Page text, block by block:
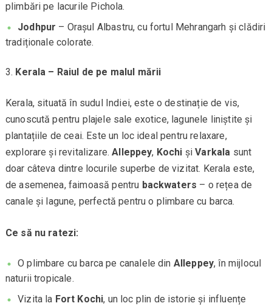
plimbări pe lacurile Pichola.
Jodhpur – Orașul Albastru, cu fortul Mehrangarh și clădiri
tradiționale colorate.
Kerala – Raiul de pe malul mării
Kerala, situată în sudul Indiei, este o destinație de vis,
cunoscută pentru plajele sale exotice, lagunele liniștite și
plantațiile de ceai. Este un loc ideal pentru relaxare,
explorare și revitalizare.Alleppey, Kochi șiVarkala sunt
doar câteva dintre locurile superbe de vizitat. Kerala este,
de asemenea, faimoasă pentru backwaters – o rețea de
canale și lagune, perfectă pentru o plimbare cu barca.
Ce să nu ratezi:
O plimbare cu barca pe canalele din Alleppey, în mijlocul
naturii tropicale.
Vizita la Fort Kochi, un loc plin de istorie și influențe